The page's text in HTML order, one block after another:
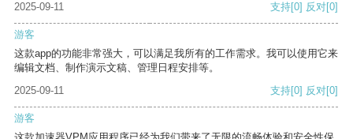
2025-09-11
支持[0] 反对[0]
游客
这款app的功能非常强大，可以满足我所有的工作需求。我可以使用它来
编辑文档、制作演示文稿、管理日程安排等。
2025-09-11
支持[0] 反对[0]
游客